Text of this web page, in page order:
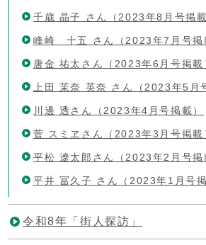
千歳 晶子 さん（2023年8月号掲載
峰崎 十五 さん（2023年7月号掲
唐金 祐太さん（2023年6月号掲載
上田 茉奈 英奈 さん（2023年5月
川邊 透さん（2023年4月号掲載）
菅 スミヱさん（2023年3月号掲載
平松 遼太郎さん（2023年2月号掲
平井 冨久子 さん（2023年1月号掲
令和8年「街人探訪」